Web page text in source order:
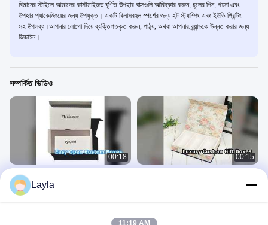
বিমানের স্টাইলে আমাদের কাস্টমাইজড ঘূর্ণিত উপহার বাক্সগুলি আবিষ্কার করুন, চুলের পিন, গয়না এবং
উপহার প্যাকেজিংয়ের জন্য উপযুক্ত। একটি বিলাসবহুল স্পর্শের জন্য হট স্ট্যাম্পিং এবং ইউভি প্রিন্টিং
সহ উপলব্ধ।আপনার লোগো দিয়ে ব্যক্তিগতকৃত করুন, পাঠ্য, অথবা আপনার ব্র্যান্ডকে উন্নত করার জন্য
ডিজাইন।
সম্পর্কিত ভিডিও
00:18
কাস্টম অন্তর্বাস প্যাকেজিং বক্স সহজ খোলা জিপার
উপহার বাক্স
00:15
Layla
11:19 AM